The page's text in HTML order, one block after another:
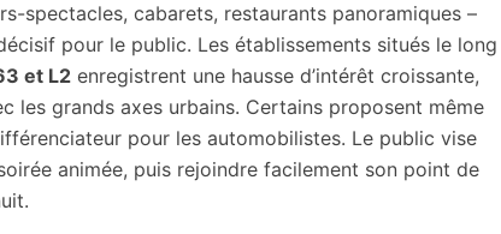
spectacles, cabarets, restaurants panoramiques –
pour le public. Les établissements situés le long
et L2 enregistrent une hausse d’intérêt croissante,
les grands axes urbains. Certains proposent même
pour les automobilistes. Le public vise
animée, puis rejoindre facilement son point de